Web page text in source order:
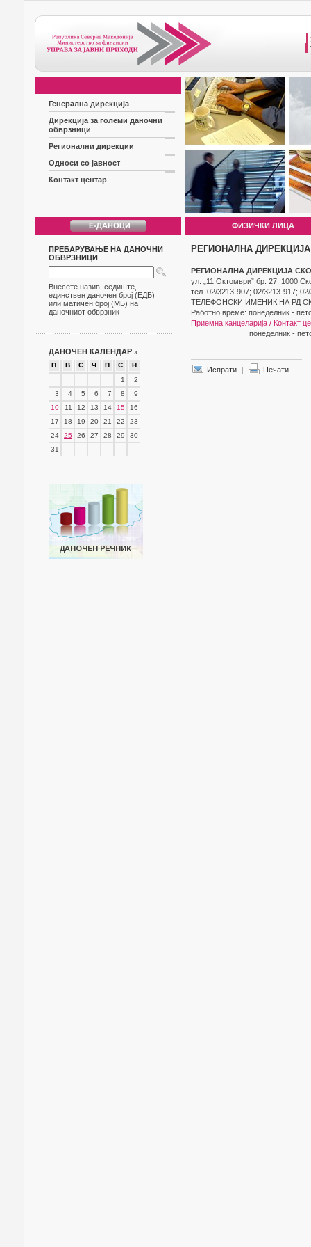
Генерална дирекција
Дирекција за големи даночни
обврзници
Регионални дирекции
Односи со јавност
Контакт центар
ФИЗИЧКИ ЛИЦА
ПРЕБАРУВАЊЕ НА ДАНОЧНИ
ОБВРЗНИЦИ
Внесете назив, седиште,
единствен даночен број (ЕДБ)
или матичен број (МБ) на
даночниот обврзник
ДАНОЧЕН КАЛЕНДАР »
П В С Ч П С
Н
1
2
3
4 5 6 7 8
9
10
11 12 13 14 15
16
17
18 19 20 21 22
23
24
25 26 27 28 29
30
31
РЕГИОНАЛНА
РЕГИОНАЛНА ДИРЕКЦИЈА
ул. „11 Октомври” бр. 27, 1000
тел. 02/3213-907; 02/3213-917;
ТЕЛЕФОНСКИ ИМЕНИК НА РД
Работно време: понеделник -
Приемна канцеларија / Контакт
понеделник - петок
Испрати | Печати